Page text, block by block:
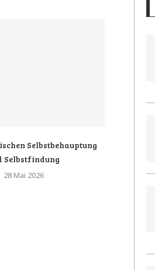
Selbstbehauptung
Selbstfindung
28 Mai 2026